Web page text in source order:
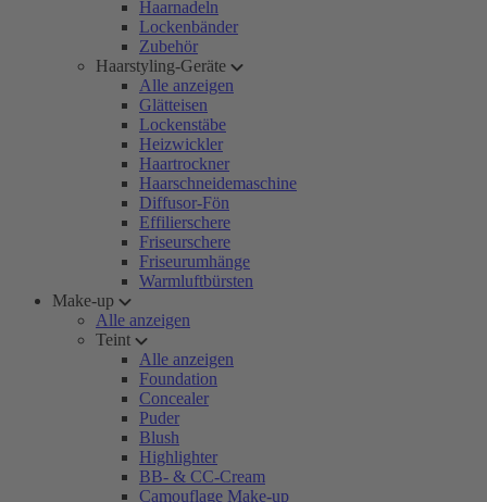
Haarnadeln
Lockenbänder
Zubehör
Haarstyling-Geräte
Alle anzeigen
Glätteisen
Lockenstäbe
Heizwickler
Haartrockner
Haarschneidemaschine
Diffusor-Fön
Effilierschere
Friseurschere
Friseurumhänge
Warmluftbürsten
Make-up
Alle anzeigen
Teint
Alle anzeigen
Foundation
Concealer
Puder
Blush
Highlighter
BB- & CC-Cream
Camouflage Make-up